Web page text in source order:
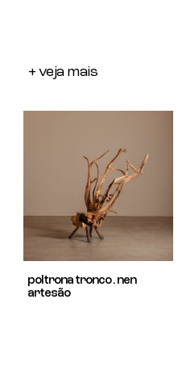
+ veja mais
poltrona tronco . nen
artesão